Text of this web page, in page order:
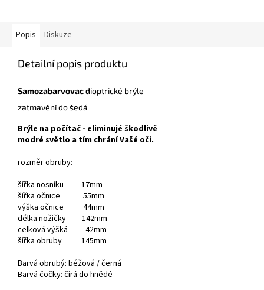
Popis Diskuze
Detailní popis produktu
Samozabarvovac dioptrické brýle -
zatmavění do šedá
Brýle na počítač - eliminujé škodlivě
modré světlo a tím chrání Vašé oči.
rozměr obruby:
šířka nosníku 17mm
šířka očnice 55mm
výška očnice 44mm
délka nožičky 142mm
celková výšká 42mm
šířka obruby 145mm
Barvá obrubý: béžová / černá
Barvá čočky: čirá do hnědé